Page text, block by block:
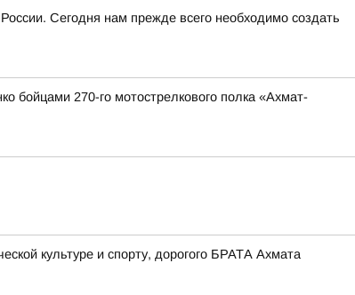
Сегодня нам прежде всего необходимо создать
бойцами 270-го мотострелкового полка «Ахмат-
культуре и спорту, дорогого БРАТА Ахмата